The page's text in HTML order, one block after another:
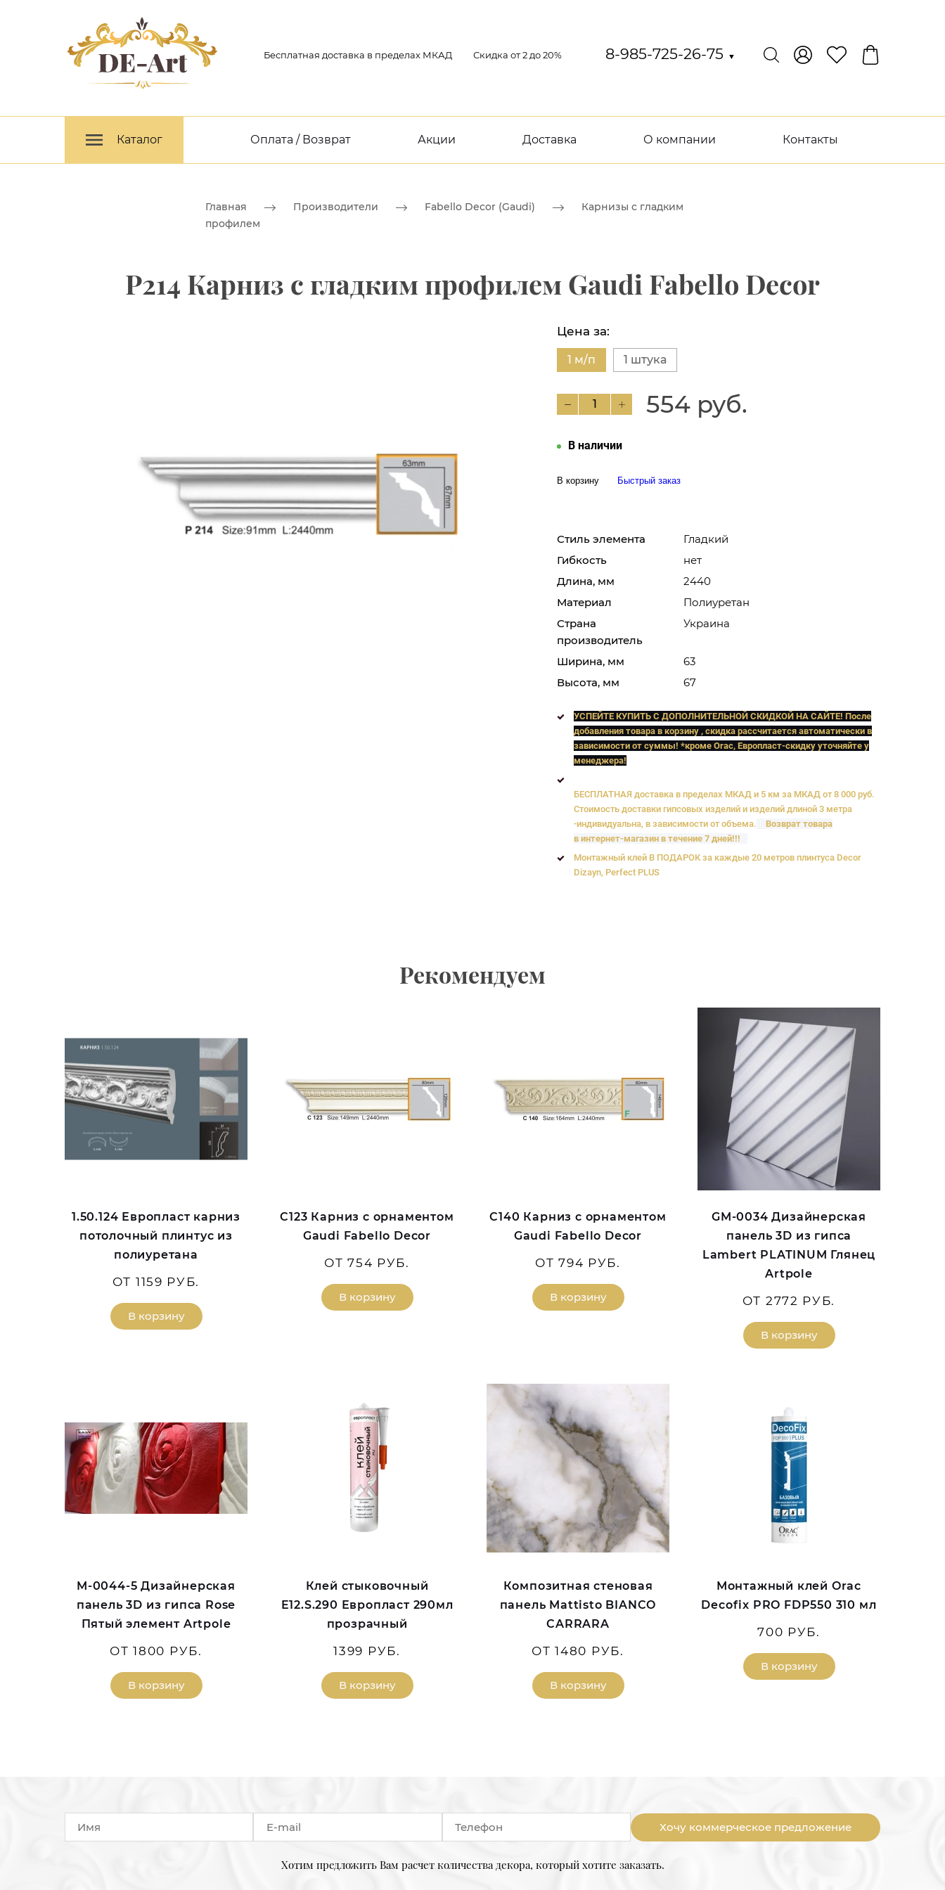
Бесплатная доставка в пределах МКАД Скидка от 2 до 20% 8-985-725-26-75 ▼
Каталог Оплата / Возврат Акции Доставка О компании Контакты
Главная Производители Fabello Decor (Gaudi)
Карнизы с гладким
профилем
P214 Карниз с гладким профилем Gaudi Fabello Decor
Цена за:
1 м/п 1 штука
554 руб.
В наличии
В корзину Быстрый заказ
Стиль элемента
Гладкий
Гибкость
нет
Длина, мм
2440
Материал
Полиуретан
Страна
производитель
Украина
Ширина, мм
63
Высота, мм
67
УСПЕЙТЕ КУПИТЬ C ДОПОЛНИТЕЛЬНОЙ СКИДКОЙ НА САЙТЕ! После
добавления товара в корзину , скидка рассчитается автоматически в
зависимости от суммы! *кроме Orac, Европласт-скидку уточняйте у
менеджера!
БЕСПЛАТНАЯ доставка в пределах МКАД и 5 км за МКАД от 8 000 руб.
Стоимость доставки гипсовых изделий и изделий длиной 3 метра
-индивидуальна, в зависимости от объема.
Возврат товара
в интернет-магазин в течение 7 дней!!!
Монтажный клей В ПОДАРОК за каждые 20 метров плинтуса Decor
Dizayn, Perfect PLUS
Рекомендуем
1.50.124 Европласт карниз
потолочный плинтус из
полиуретана
ОТ 1159 РУБ.
В корзину
C123 Карниз с орнаментом
Gaudi Fabello Decor
ОТ 754 РУБ.
В корзину
C140 Карниз с орнаментом
Gaudi Fabello Decor
ОТ 794 РУБ.
В корзину
GM-0034 Дизайнерская
панель 3D из гипса
Lambert PLATINUM Глянец
Artpole
ОТ 2772 РУБ.
В корзину
M-0044-5 Дизайнерская
панель 3D из гипса Rose
Пятый элемент Artpole
ОТ 1800 РУБ.
В корзину
Клей стыковочный
E12.S.290 Европласт 290мл
прозрачный
1399 РУБ.
В корзину
Композитная стеновая
панель Mattisto BIANCO
CARRARA
ОТ 1480 РУБ.
В корзину
Монтажный клей Orac
Decofix PRO FDP550 310 мл
700 РУБ.
В корзину
Хочу коммерческое предложение
Хотим предложить Вам расчет количества декора, который хотите заказать.